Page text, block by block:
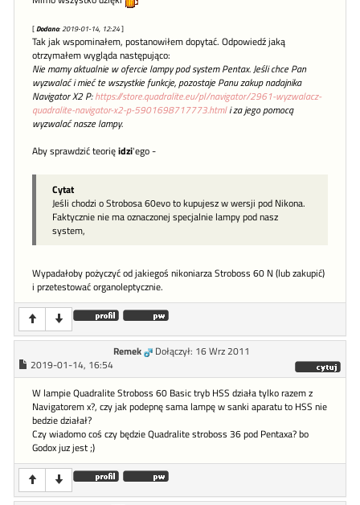
[Dodano: 2019-01-14, 12:24]
Tak jak wspominałem, postanowiłem dopytać. Odpowiedź jaką
otrzymałem wygląda następująco:
Nie mamy aktualnie w ofercie lampy pod system Pentax. Jeśli chce Pan
wyzwalać i mieć te wszystkie funkcje, pozostaje Panu zakup nadajnika
Navigator X2 P:https://store.quadralite.eu/pl/navigator/2961-wyzwalacz-
quadralite-navigator-x2-p-5901698717773.htmli za jego pomocą
wyzwalać nasze lampy.
Aby sprawdzić teorięidzi'ego -
Cytat
Jeśli chodzi o Strobosa 60evo to kupujesz w wersji pod Nikona.
Faktycznie nie ma oznaczonej specjalnie lampy pod nasz
system,
Wypadałoby pożyczyć od jakiegoś nikoniarza Stroboss 60 N (lub zakupić)
i przetestować organoleptycznie.
Remek
Dołączył: 16 Wrz 2011
2019-01-14, 16:54
W lampie Quadralite Stroboss 60 Basic tryb HSS działa tylko razem z
Navigatorem x?, czy jak podepnę sama lampę w sanki aparatu to HSS nie
bedzie działał?
Czy wiadomo coś czy będzie Quadralite stroboss 36 pod Pentaxa? bo
Godox juz jest ;)